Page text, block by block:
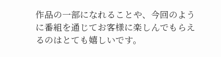
作品の一部になれることや、今回のよう
に番組を通じてお客様に楽しんでもらえ
るのはとても嬉しいです。